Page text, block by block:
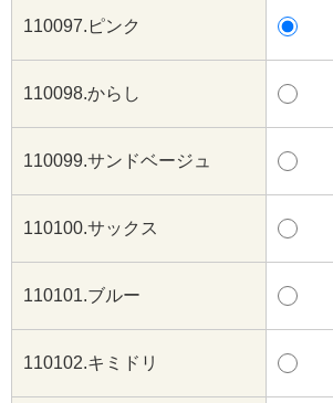
110097.ピンク
110098.からし
110099.サンドベージュ
110100.サックス
110101.ブルー
110102.キミドリ